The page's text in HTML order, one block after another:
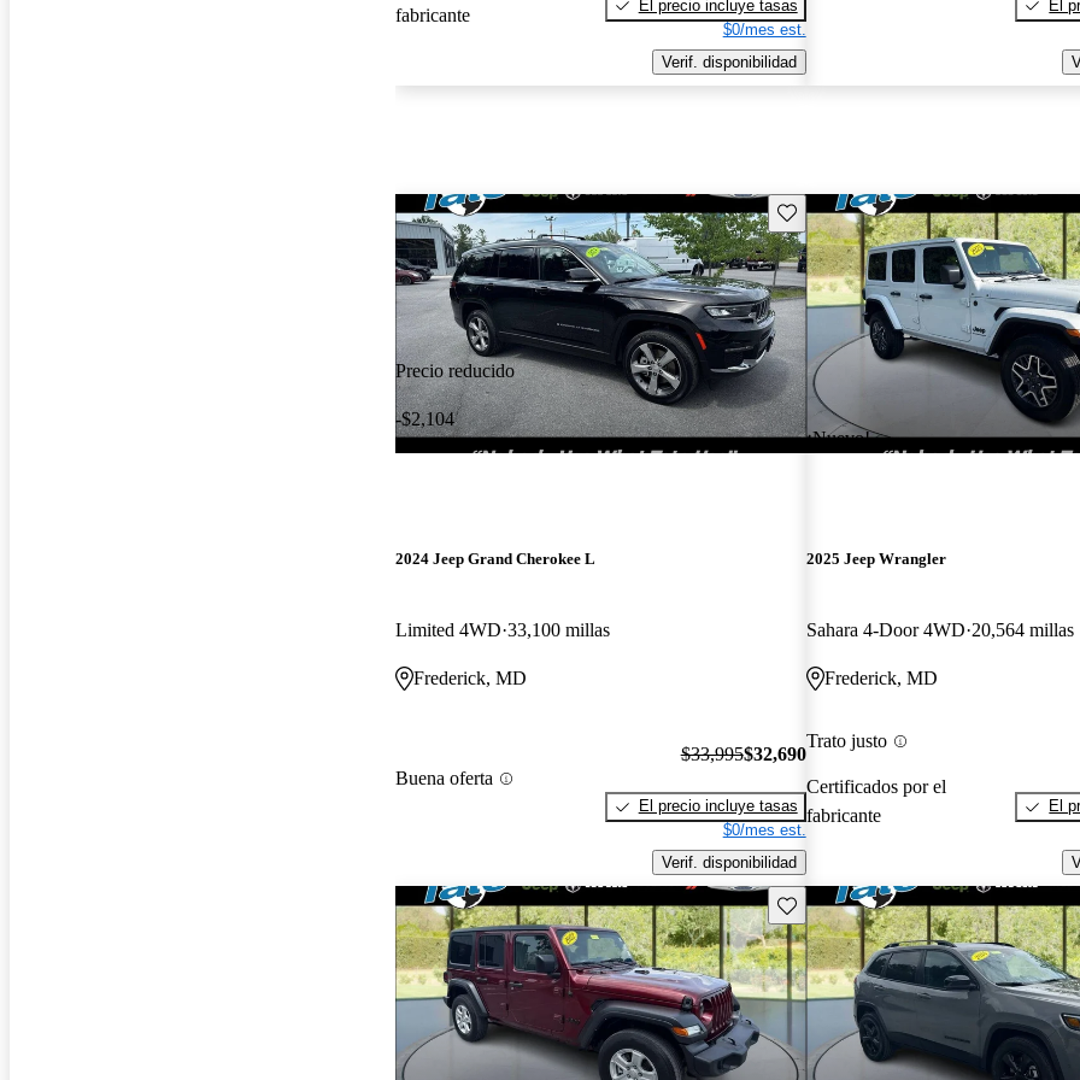
fabricante
El precio incluye tasas
$0/mes est.
Verif. disponibilidad
El
Precio reducido
-$2,104
Guarda este Aviso
2024 Jeep Grand Cherokee L
Limited 4WD 33,100 millas
Frederick, MD
Buena oferta
$33,995$32,690
El precio incluye tasas
$0/mes est.
Verif. disponibilidad
¡Nuevo!
2025 Jeep Wrangler
Sahara 4-Door 4WD 20,564 millas
Frederick, MD
Trato justo
Certificados por el
fabricante
El
Guarda este Aviso